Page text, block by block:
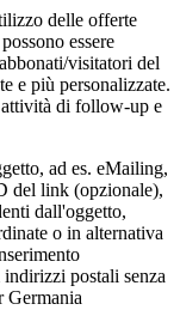
delle offerte
essere
visitatori del
e più personalizzate.
attività di follow-up e
ad es. eMailing,
del link (opzionale),
dall'oggetto,
o in alternativa
postali senza
Germania